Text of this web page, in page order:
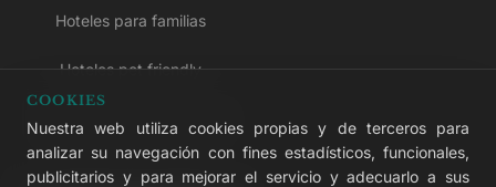
Hoteles para familias
Hoteles pet friendly
Hoteles solo para adultos
Hoteles todo incluido
COOKIES
Nuestra web utiliza cookies propias y de terceros para
analizar su navegación con fines estadísticos, funcionales,
publicitarios y para mejorar el servicio y adecuarlo a sus